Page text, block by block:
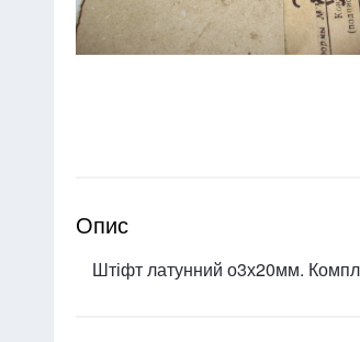
Опис
Штіфт латунний о3х20мм.